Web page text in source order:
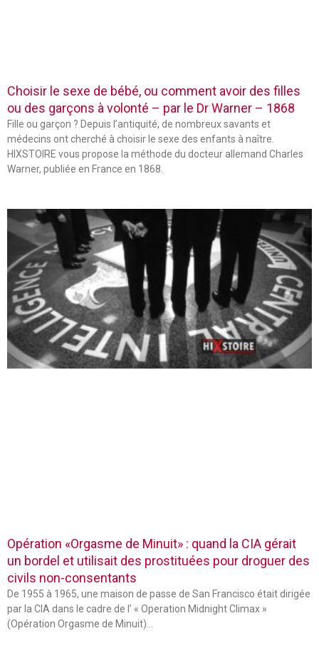
Choisir le sexe de bébé, ou comment avoir des filles
ou des garçons à volonté – par le Dr Warner – 1868
Fille ou garçon ? Depuis l’antiquité, de nombreux savants et
médecins ont cherché à choisir le sexe des enfants à naître.
HIXSTOIRE vous propose la méthode du docteur allemand Charles
Warner, publiée en France en 1868.
Opération «Orgasme de Minuit» : quand la CIA gérait
un bordel et utilisait des prostituées pour droguer des
civils non-consentants
De 1955 à 1965, une maison de passe de San Francisco était dirigée
par la CIA dans le cadre de l’ « Operation Midnight Climax »
(Opération Orgasme de Minuit)…